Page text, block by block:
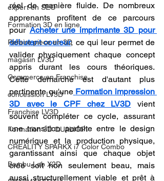
expert en SEO
Formation 3D en ligne.
Refaire piece en 3D
magasin LV3D
Commerce en Franchise
concession LV3D
Franchise LV3D
Formation 3D QUALIOPI
CREALITY SPARKX i7 Color Combo
Bambu Lab X2D
réel de manière fluide. De nombreux
apprenants profitent de ce parcours
pour Acheter une imprimante 3D pour
débutant couleur, ce qui leur permet de
valider physiquement chaque concept
appris durant les cours théoriques.
Cette démarche est d'autant plus
pertinente qu'une Formation impression
3D avec le CPF chez LV3D vient
souvent compléter ce cycle, assurant
une transition parfaite entre le design
numérique et la production physique,
garantissant ainsi que chaque objet
créé soit non seulement beau, mais
aussi structurellement viable et prêt à